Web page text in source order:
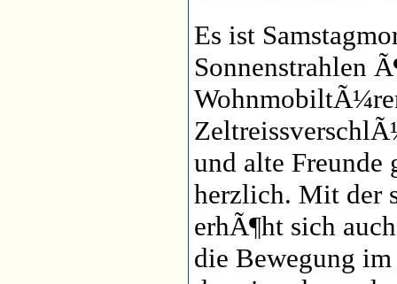
Es ist
Sonnenstrahlen
und alte
herzlich. Mit der
erhÃ¶ht sich
die Bewegung